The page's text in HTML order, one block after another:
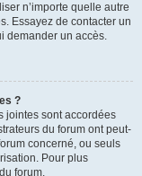
n’importe quelle autre
Essayez de contacter un
demander un accès.
?
jointes sont accordées
du forum ont peut-
concerné, ou seuls
Pour plus
forum.